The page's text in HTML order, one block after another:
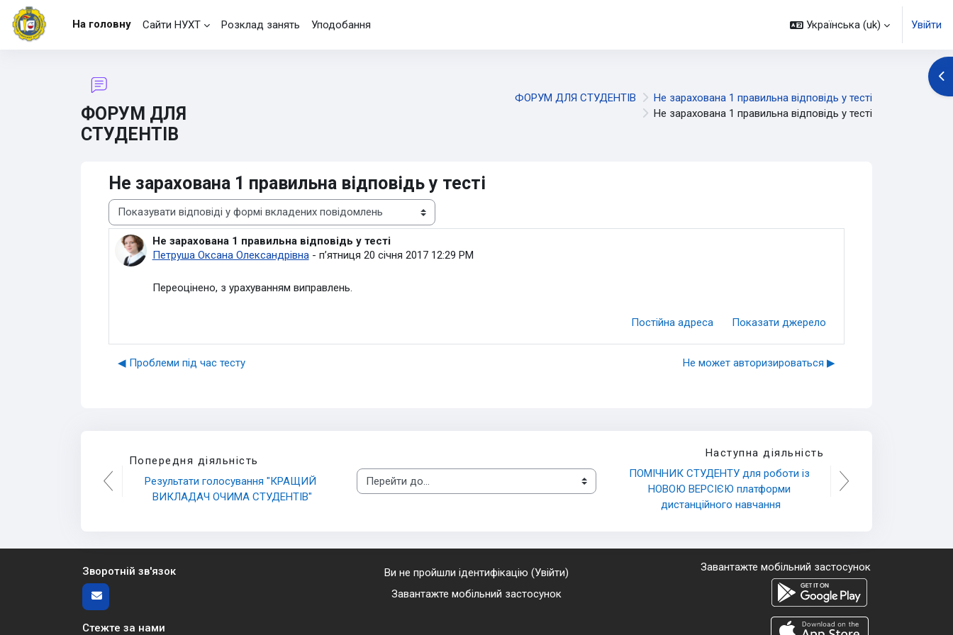
Перейти до головного вмісту
На головну
Сайти НУХТ Розклад занять Уподобання Українська ‎(uk)‎ Увійти
ФОРУМ ДЛЯ
СТУДЕНТІВ
ФОРУМ ДЛЯ СТУДЕНТІВ
Не зарахована 1 правильна відповідь у тесті
Не зарахована 1 правильна відповідь у тесті
Не зарахована 1 правильна відповідь у тесті
Тип показу
Не зарахована 1 правильна відповідь у тесті
Петруша Оксана Олександрівна- пʼятниця 20 січня 2017 12:29 PM
Кількість відповідей: 0
Переоцінено, з урахуванням виправлень.
Постійна адреса Показати джерело
◀︎ Проблеми під час тесту Не может авторизироваться ▶︎
Попередня діяльність
Результати голосування "КРАЩИЙ
ВИКЛАДАЧ ОЧИМА СТУДЕНТІВ"
Перейти до...
Наступна діяльність
ПОМІЧНИК СТУДЕНТУ для роботи із
НОВОЮ ВЕРСІЄЮ платформи
дистанційного навчання
Зворотній зв'язок
Стежте за нами
Ви не пройшли ідентифікацію (Увійти)
Завантажте мобільний застосунок
Завантажте мобільний застосунок